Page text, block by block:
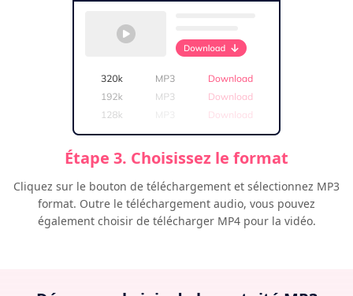
Étape 3. Choisissez le format
Cliquez sur le bouton de téléchargement et sélectionnez MP3
format. Outre le téléchargement audio, vous pouvez
également choisir de télécharger MP4 pour la vidéo.